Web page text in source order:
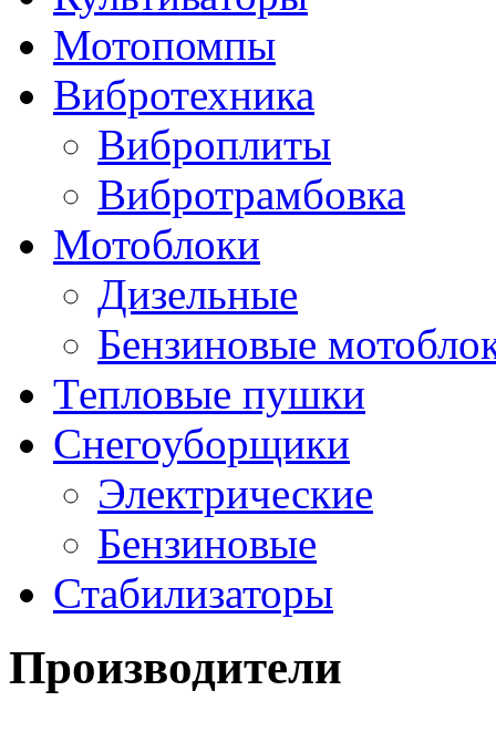
Мотопомпы
Вибротехника
Виброплиты
Вибротрамбовка
Мотоблоки
Дизельные
Бензиновые
Тепловые пушки
Снегоуборщики
Электрические
Бензиновые
Стабилизаторы
Производители